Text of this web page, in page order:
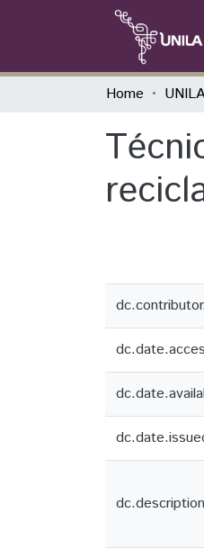
Home
dc.description